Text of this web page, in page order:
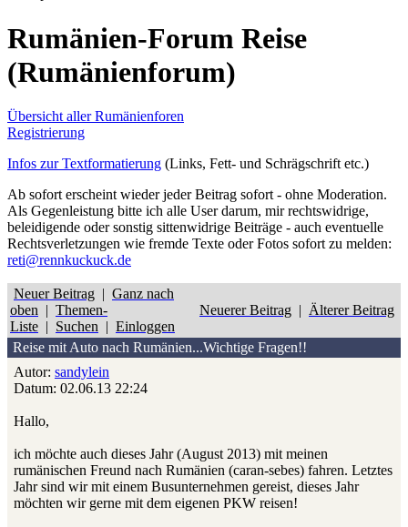
Rumänien-Forum Reise
(Rumänienforum)
Übersicht aller Rumänienforen
Registrierung
Infos zur Textformatierung (Links, Fett- und Schrägschrift etc.)
Ab sofort erscheint wieder jeder Beitrag sofort - ohne Moderation.
Als Gegenleistung bitte ich alle User darum, mir rechtswidrige,
beleidigende oder sonstig sittenwidrige Beiträge - auch eventuelle
Rechtsverletzungen wie fremde Texte oder Fotos sofort zu melden:
reti@rennkuckuck.de
Neuer Beitrag | Ganz nach
oben | Themen-
Liste | Suchen | Einloggen
Neuerer Beitrag | Älterer Beitrag
Reise mit Auto nach Rumänien...Wichtige Fragen!!
Autor: sandylein
Datum: 02.06.13 22:24
Hallo,
ich möchte auch dieses Jahr (August 2013) mit meinen
rumänischen Freund nach Rumänien (caran-sebes) fahren. Letztes
Jahr sind wir mit einem Busunternehmen gereist, dieses Jahr
möchten wir gerne mit dem eigenen PKW reisen!